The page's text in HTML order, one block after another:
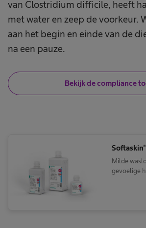
van Clostridium difficile, heeft
met water en zeep de voorkeur.
aan het begin en einde van de
na een pauze.
Bekijk de compliance
Milde
gevoelige